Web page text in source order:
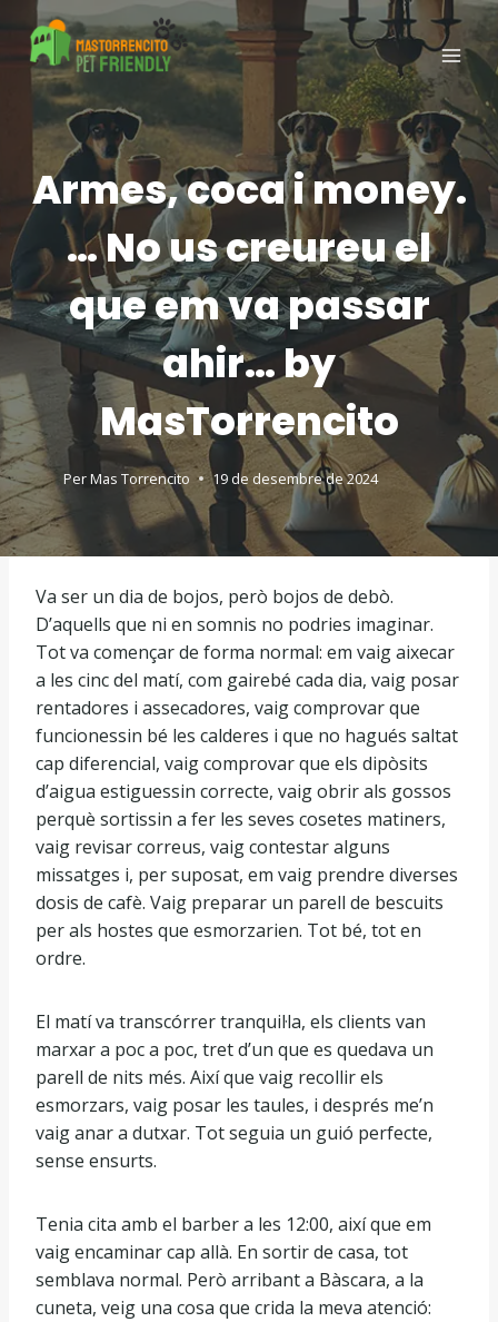
Armes, coca i money.
… No us creureu el
que em va passar
ahir… by
MasTorrencito
PerMas Torrencito 19 de desembre de 2024
Va ser un dia de bojos, però bojos de debò.
D’aquells que ni en somnis no podries imaginar.
Tot va començar de forma normal: em vaig aixecar
a les cinc del matí, com gairebé cada dia, vaig posar
rentadores i assecadores, vaig comprovar que
funcionessin bé les calderes i que no hagués saltat
cap diferencial, vaig comprovar que els dipòsits
d’aigua estiguessin correcte, vaig obrir als gossos
perquè sortissin a fer les seves cosetes matiners,
vaig revisar correus, vaig contestar alguns
missatges i, per suposat, em vaig prendre diverses
dosis de cafè. Vaig preparar un parell de bescuits
per als hostes que esmorzarien. Tot bé, tot en
ordre.
El matí va transcórrer tranquil·la, els clients van
marxar a poc a poc, tret d’un que es quedava un
parell de nits més. Així que vaig recollir els
esmorzars, vaig posar les taules, i després me’n
vaig anar a dutxar. Tot seguia un guió perfecte,
sense ensurts.
Tenia cita amb el barber a les 12:00, així que em
vaig encaminar cap allà. En sortir de casa, tot
semblava normal. Però arribant a Bàscara, a la
cuneta, veig una cosa que crida la meva atenció: